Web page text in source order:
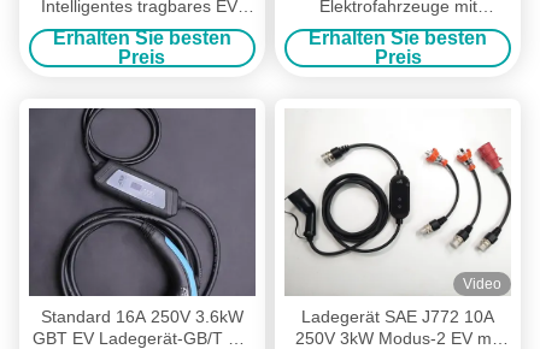
Intelligentes tragbares EV-
Ladegerät 16A 3,6 kW mit
Temperatursensor
Erhalten Sie besten
Preis
Elektrofahrzeuge mit
Stromregelung
Erhalten Sie besten
Preis
Standard 16A 250V 3.6kW
GBT EV Ladegerät-GB/T mit
Video
Ladegerät SAE J772 10A
250V 3kW Modus-2 EV mit